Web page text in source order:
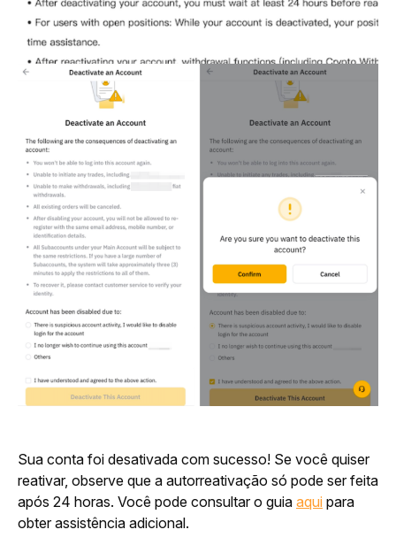
Sua conta foi desativada com sucesso! Se você quiser
reativar, observe que a autorreativação só pode ser feita
após 24 horas. Você pode consultar o guia aqui para
obter assistência adicional.